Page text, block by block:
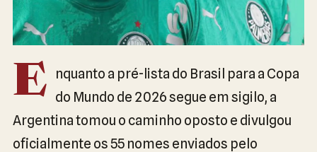
E
nquanto a pré-lista do Brasil para a Copa
do Mundo de 2026 segue em sigilo, a
Argentina tomou o caminho oposto e divulgou
oficialmente os 55 nomes enviados pelo